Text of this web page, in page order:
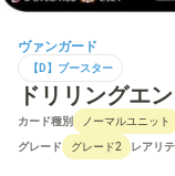
ヴァンガード
【D】ブースター
ドリリングエ
カード種別 ノーマルユニット
グレード グレード2 レアリ